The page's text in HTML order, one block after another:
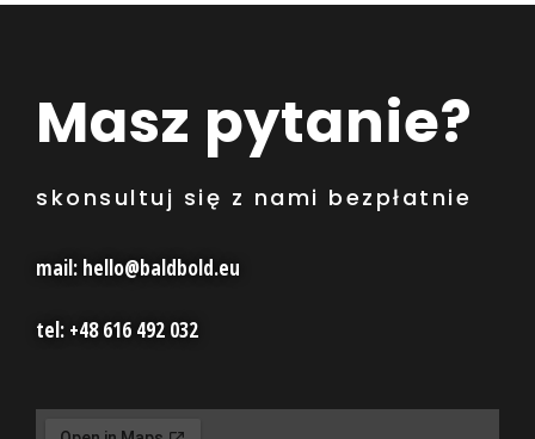
Masz pytanie?
skonsultuj się z nami bezpłatnie
mail: hello@baldbold.eu
tel: +48 616 492 032